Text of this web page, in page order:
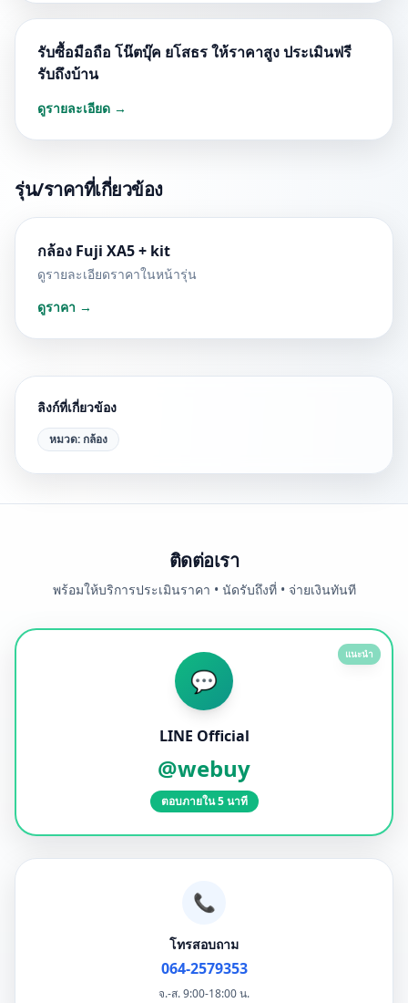
รับซื้อมือถือ โน๊ตบุ๊ค ยโสธร ให้ราคาสูง ประเมินฟรี
รับถึงบ้าน
ดูรายละเอียด →
รุ่น/ราคาที่เกี่ยวข้อง
กล้อง Fuji XA5 + kit
ดูรายละเอียดราคาในหน้ารุ่น
ดูราคา →
ลิงก์ที่เกี่ยวข้อง
หมวด:กล้อง
ติดต่อเรา
พร้อมให้บริการประเมินราคา • นัดรับถึงที่ • จ่ายเงินทันที
แนะนำ
💬
LINE Official
@webuy
ตอบภายใน 5 นาที
📞
โทรสอบถาม
064-2579353
จ.-ส. 9:00-18:00 น.